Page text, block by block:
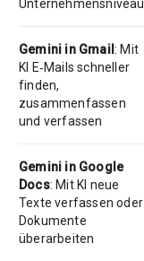
Unternehmensniveau
Gemini in Gmail : Mit
KI E‑Mails schneller
finden,
zusammenfassen
und verfassen
Gemini in Google
Docs: Mit KI neue
Texte verfassen oder
Dokumente
überarbeiten